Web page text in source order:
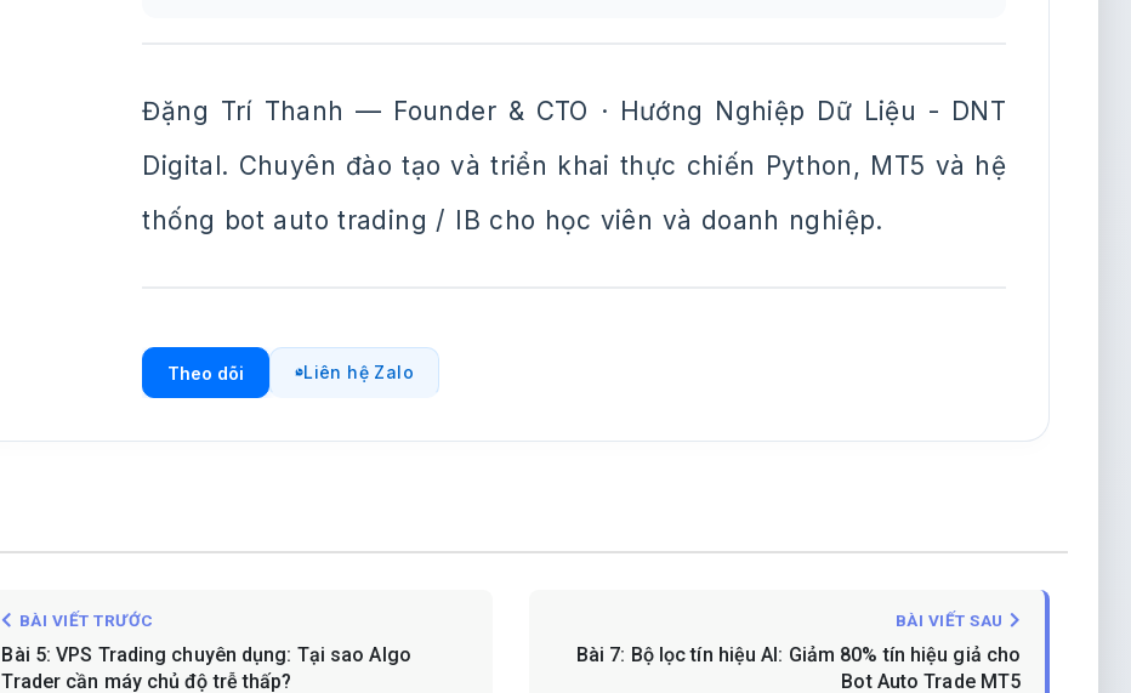
Đặng Trí Thanh — Founder & CTO · Hướng Nghiệp Dữ Liệu - DNT
Digital. Chuyên đào tạo và triển khai thực chiến Python, MT5 và hệ
thống bot auto trading / IB cho học viên và doanh nghiệp.
Theo dõi Liên hệ Zalo
BÀI VIẾT TRƯỚC
Bài 5: VPS Trading chuyên dụng: Tại sao Algo
Trader cần máy chủ độ trễ thấp?
BÀI VIẾT SAU
Bài 7: Bộ lọc tín hiệu AI: Giảm 80% tín hiệu giả cho
Bot Auto Trade MT5